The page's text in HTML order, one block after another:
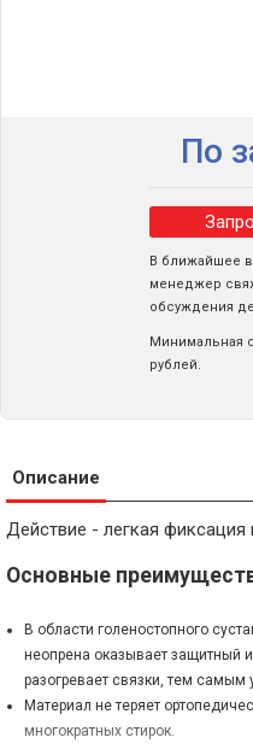
По
В ближайшее
менеджер
обсуждения
Минимальная
рублей.
Описание
Действие - легкая фиксация
Основные
В области голеностопного
неопрена оказывает защитный
разогревает связки, тем самым
Материал не теряет
многократных стирок.